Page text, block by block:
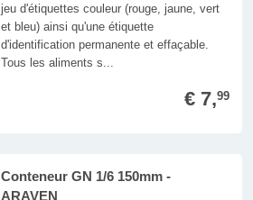
jeu d'étiquettes couleur (rouge, jaune, vert
et bleu) ainsi qu'une étiquette
d'identification permanente et effaçable.
Tous les aliments s...
€ 7,99
Conteneur GN 1/6 150mm -
ARAVEN